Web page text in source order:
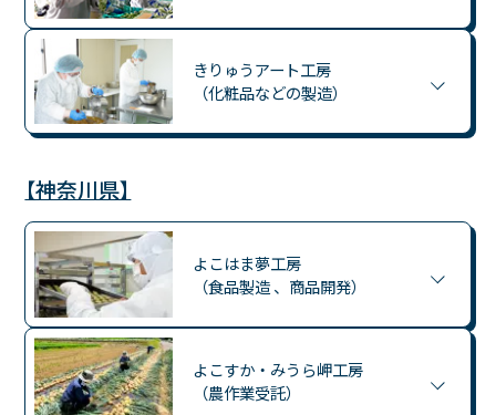
きりゅうアート工房
（化粧品などの製造）
【神奈川県】
よこはま夢工房
（食品製造 、商品開発）
よこすか・みうら岬工房
（農作業受託）